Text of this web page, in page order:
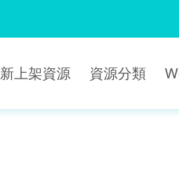
新上架資源 資源分類